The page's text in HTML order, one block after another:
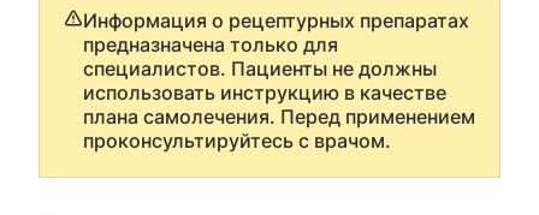
Информация о рецептурных препаратах
предназначена только для
специалистов. Пациенты не должны
использовать инструкцию в качестве
плана самолечения. Перед применением
проконсультируйтесь с врачом.